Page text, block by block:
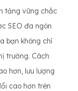
tảng vững chắc
SEO đa ngôn
bạn không chỉ
trường. Cách
hơn, lưu lượng
cao hơn trên